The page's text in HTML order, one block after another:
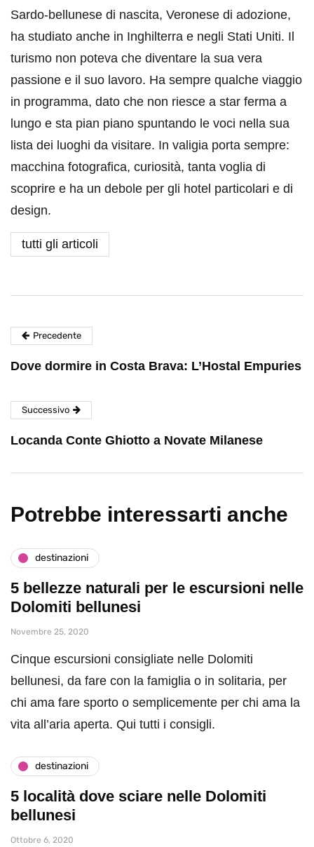
Sardo-bellunese di nascita, Veronese di adozione,
ha studiato anche in Inghilterra e negli Stati Uniti. Il
turismo non poteva che diventare la sua vera
passione e il suo lavoro. Ha sempre qualche viaggio
in programma, dato che non riesce a star ferma a
lungo e sta pian piano spuntando le voci nella sua
lista dei luoghi da visitare. In valigia porta sempre:
macchina fotografica, curiosità, tanta voglia di
scoprire e ha un debole per gli hotel particolari e di
design.
tutti gli articoli
Precedente
Dove dormire in Costa Brava: L’Hostal Empuries
Successivo
Locanda Conte Ghiotto a Novate Milanese
Potrebbe interessarti anche
destinazioni
5 bellezze naturali per le escursioni nelle
Dolomiti bellunesi
Novembre 25, 2020
Cinque escursioni consigliate nelle Dolomiti
bellunesi, da fare con la famiglia o in solitaria, per
chi ama fare sporto o semplicemente per chi ama la
vita all’aria aperta. Qui tutti i consigli.
destinazioni
5 località dove sciare nelle Dolomiti
bellunesi
Ottobre 6, 2020